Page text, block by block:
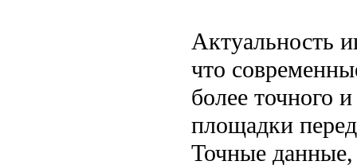
Актуальность
что
более точного
площадки
Точные данные,